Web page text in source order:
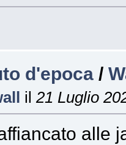
d'epoca /
il 21 Luglio
alle